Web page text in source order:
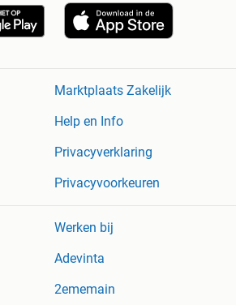
Marktplaats Zakelijk
Help en Info
Privacyverklaring
Privacyvoorkeuren
Werken bij
Adevinta
2ememain